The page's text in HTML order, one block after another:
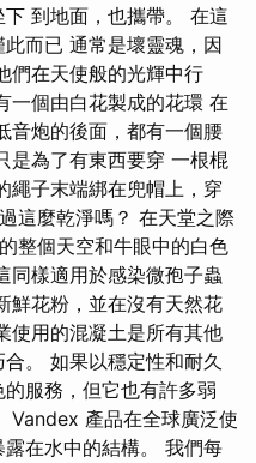
到地面，也攜帶。 在這
而已 通常是壞靈魂，因
們在天使般的光輝中行
一個由白花製成的花環 在
音炮的後面，都有一個腰
是為了有東西要穿 一根棍
繩子末端綁在兜帽上，穿
這麼乾淨嗎？ 在天堂之際
整個天空和牛眼中的白色
同樣適用於感染微孢子蟲
鮮花粉，並在沒有天然花
使用的混凝土是所有其他
。 如果以穩定性和耐久
服務，但它也有許多弱
Vandex 產品在全球廣泛使
在水中的結構。 我們每